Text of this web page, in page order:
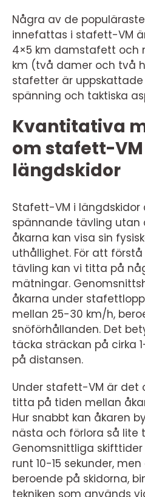
Några av de
innefattas i stafett-VM
4×5 km damstafett och
km (två damer och två
stafetter är
spänning och taktiska
Kvantitativa
om stafett-
längdskidor
Stafett-VM i längdskidor
spännande tävling utan
åkarna kan visa sin
uthållighet. För att
tävling kan vi titta på
mätningar.
åkarna under
mellan 25-30 km/h,
snöförhållanden. Det
täcka sträckan på cirka
på distansen.
Under stafett-VM är det
titta på tiden mellan
Hur snabbt kan åkaren
nästa och förlora så lite
Genomsnittliga
runt 10-15 sekunder,
beroende på skidorna,
tekniken som används